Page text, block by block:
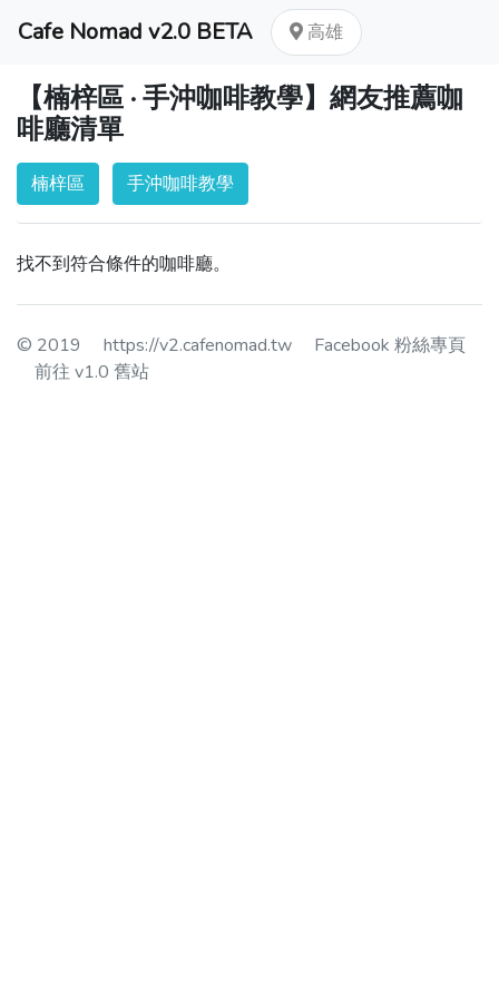
Cafe Nomad v2.0 BETA 高雄
【楠梓區 · 手沖咖啡教學】網友推薦咖
啡廳清單
楠梓區 手沖咖啡教學
找不到符合條件的咖啡廳。
© 2019 https://v2.cafenomad.tw
Facebook 粉絲專頁
前往 v1.0 舊站